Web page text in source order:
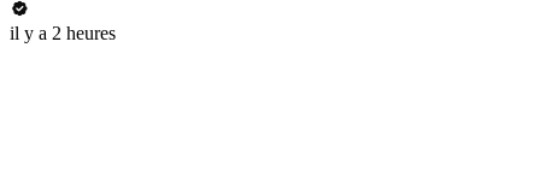
il y a 2 heures